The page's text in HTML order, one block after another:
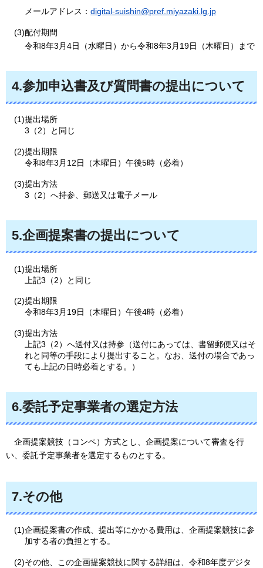
メールアドレス：digital-suishin@pref.miyazaki.lg.jp
(3)配付期間
令和8年3月4日（水曜日）から令和8年3月19日（木曜日）まで
4.参加申込書及び質問書の提出について
(1)提出場所
3（2）と同じ
(2)提出期限
令和8年3月12日（木曜日）午後5時（必着）
(3)提出方法
3（2）へ持参、郵送又は電子メール
5.企画提案書の提出について
(1)提出場所
上記3（2）と同じ
(2)提出期限
令和8年3月19日（木曜日）午後4時（必着）
(3)提出方法
上記3（2）へ送付又は持参（送付にあっては、書留郵便又はそ
れと同等の手段により提出すること。なお、送付の場合であっ
ても上記の日時必着とする。）
6.委託予定事業者の選定方法
企画提案競技（コンペ）方式とし、企画提案について審査を行
い、委託予定事業者を選定するものとする。
7.その他
(1)企画提案書の作成、提出等にかかる費用は、企画提案競技に参
加する者の負担とする。
(2)その他、この企画提案競技に関する詳細は、令和8年度デジタ